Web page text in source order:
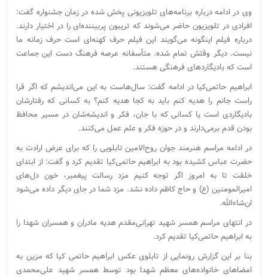
وی در ادامه درباره برنامه‌های تلویزیونی پخش شده در زمان جشنواره گفت:
افرادی در تلویزیون حاضر می‌شوند که تریبون پربیننده‌ای را در اختیار دارند.
درباره فیلم اینگونه می‌گویند این فیلم حرف کهنه‌ای است حرف زمانه ما
نیست. دیگر وقتش تمام شده. متأسفانه عرصه فرهنگ دست این جماعت
است که بادیگاردهای فرهنگی هستند.
ابراهیم حاتمی‌کیا در ادامه گفت: سال‌هاست به این می‌اندیشم که اگر قرا
راست جانم را هدیه کنم باید به کجا هدیه کنم؟ به کسانی که رفتارشان
بادیگاردی است یا کسانی که با جان، فکر و اندیشه‌شان در مسیر محافظ
بودن قدم برمی‌دارند و در حوزه فکر و علم عمل می‌کنند.
در ادامه مراسم هنرمند جوان روح‌الامین تابلویی را که برای عرض ارادت به
حضرت عباس کشیده بود به ابراهیم حاتمی‌کیا تقدیم کرد و گفت: از ابتدای
خلقت تا به امروز اگر توجه کنیم مزد رسالت پیغمبر،‌ خون دل‌های
امیرالمومنین (ع) و حاج کاظم داده نشد. مزد شما در جای دیگر داده می‌شود
ان‌شاءالله.
در انتهای مراسم همسر شهید تهرانی‌مقدم هدیه مادران و همسران شهدا را
به ابراهیم حاتمی‌کیا تقدیم کرد.
بنا بر این گزارش رونمایی از تابلوی عکس ابراهیم حاتمی ‌کیا که مزین به
امضاهای خانواده‌های معظم شهدا بود توسط همسر شهید علی‌محمدی